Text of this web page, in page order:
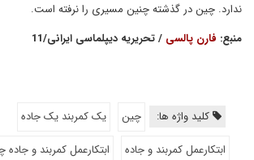
ندارد. چین در گذشته چنین مسیری را نرفته است.
منبع: فارن پالسی / تحریریه دیپلماسی ایرانی/11
کلید واژه ها: چین
یک کمربند یک جاده
ابتکارعمل کمربند و جاده
ابتکارعمل کمربند و جاده